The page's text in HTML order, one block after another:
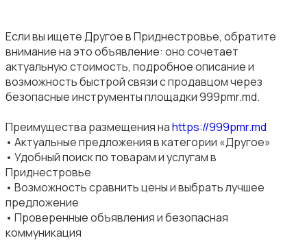
Если вы ищете Другое в Приднестровье, обратите
внимание на это объявление: оно сочетает
актуальную стоимость, подробное описание и
возможность быстрой связи с продавцом через
безопасные инструменты площадки 999pmr.md.
Преимущества размещения наhttps://999pmr.md
• Актуальные предложения в категории «Другое»
• Удобный поиск по товарам и услугам в
Приднестровье
• Возможность сравнить цены и выбрать лучшее
предложение
• Проверенные объявления и безопасная
коммуникация